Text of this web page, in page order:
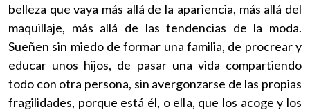
belleza que vaya más allá de la apariencia, más allá del
maquillaje, más allá de las tendencias de la moda.
Sueñen sin miedo de formar una familia, de procrear y
educar unos hijos, de pasar una vida compartiendo
todo con otra persona, sin avergonzarse de las propias
fragilidades, porque está él, o ella, que los acoge y los